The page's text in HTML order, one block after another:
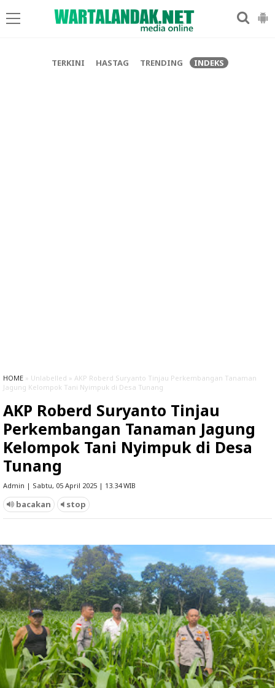
TERKINI HASTAG TRENDING INDEKS
HOME » Unlabelled » AKP Roberd Suryanto Tinjau Perkembangan Tanaman
Jagung Kelompok Tani Nyimpuk di Desa Tunang
AKP Roberd Suryanto Tinjau
Perkembangan Tanaman Jagung
Kelompok Tani Nyimpuk di Desa
Tunang
Admin | Sabtu, 05 April 2025 | 13.34 WIB
bacakan stop